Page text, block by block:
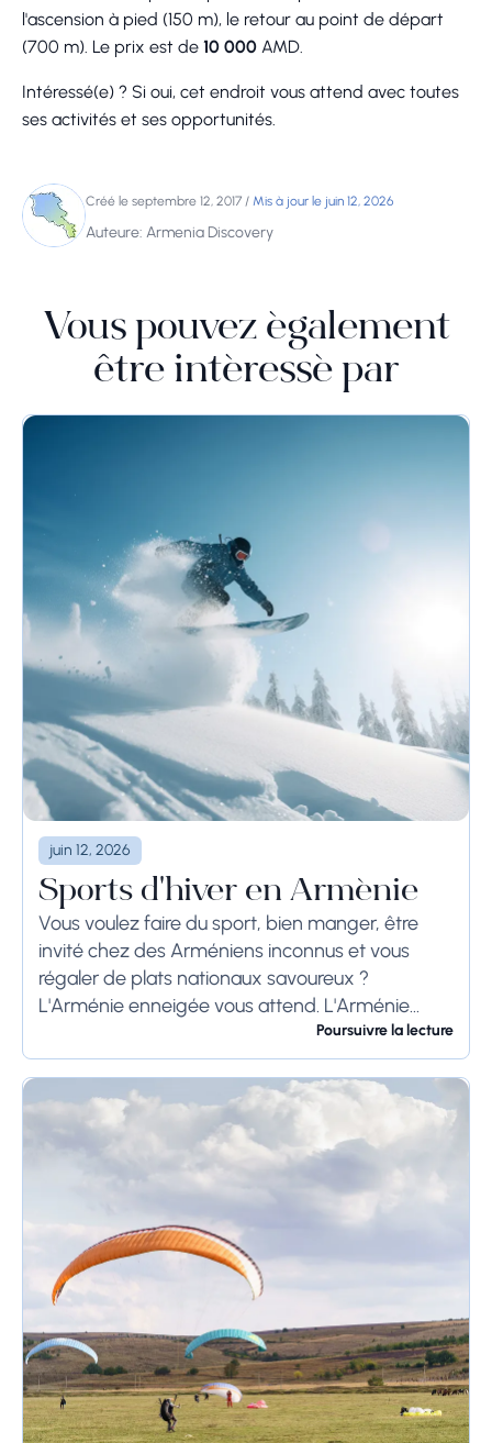
l'ascension à pied (150 m), le retour au point de départ
(700 m). Le prix est de 10 000 AMD.
Intéressé(e) ? Si oui, cet endroit vous attend avec toutes
ses activités et ses opportunités.
Créé le septembre 12, 2017 / Mis à jour le juin 12, 2026
Auteure: Armenia Discovery
Vous pouvez également
être intéressé par
juin 12, 2026
Sports d'hiver en Arménie
Vous voulez faire du sport, bien manger, être
invité chez des Arméniens inconnus et vous
régaler de plats nationaux savoureux ?
L'Arménie enneigée vous attend. L'Arménie
connaît deux conditions météorologiques
opposées : un été trop chaud...
Poursuivre la lecture